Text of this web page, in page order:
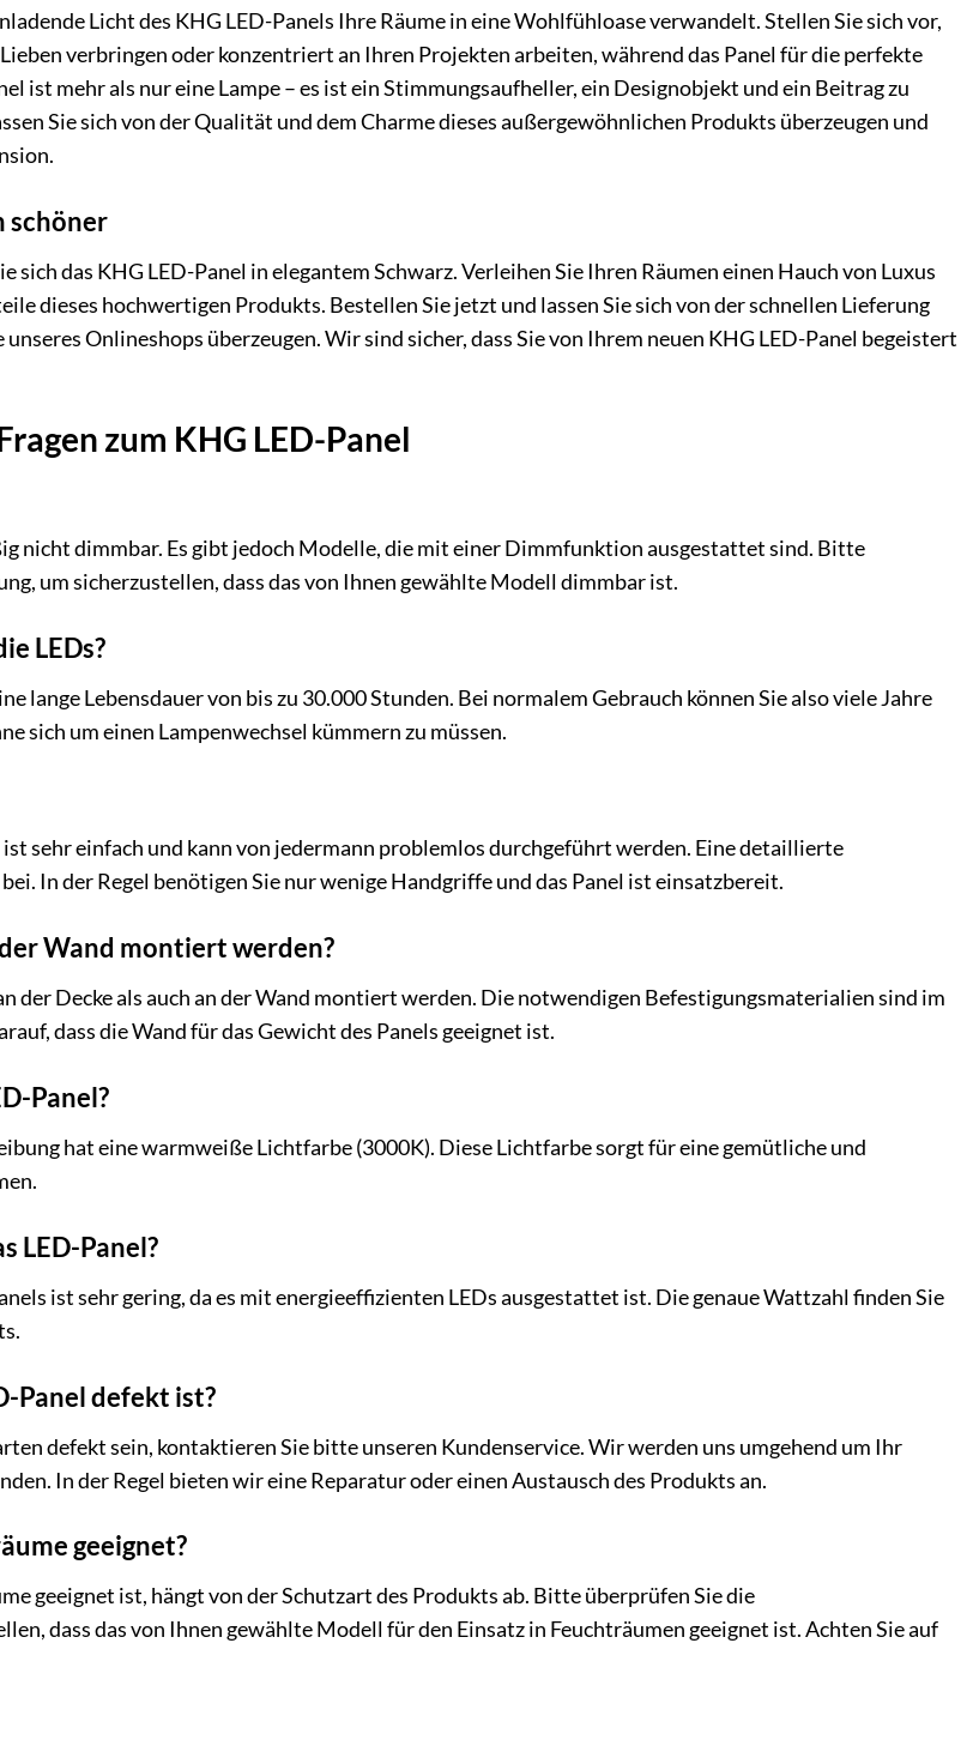
Licht des KHG LED-Panels Ihre Räume in eine Wohlfühloase verwandelt. Stellen Sie sich vor,
verbringen oder konzentriert an Ihren Projekten arbeiten, während das Panel für die perfekte
ist mehr als nur eine Lampe – es ist ein Stimmungsaufheller, ein Designobjekt und ein Beitrag zu
Sie sich von der Qualität und dem Charme dieses außergewöhnlichen Produkts überzeugen und
schöner
sich das KHG LED-Panel in elegantem Schwarz. Verleihen Sie Ihren Räumen einen Hauch von Luxus
dieses hochwertigen Produkts. Bestellen Sie jetzt und lassen Sie sich von der schnellen Lieferung
Onlineshops überzeugen. Wir sind sicher, dass Sie von Ihrem neuen KHG LED-Panel begeistert
zum KHG LED-Panel
nicht dimmbar. Es gibt jedoch Modelle, die mit einer Dimmfunktion ausgestattet sind. Bitte
um sicherzustellen, dass das von Ihnen gewählte Modell dimmbar ist.
LEDs?
lange Lebensdauer von bis zu 30.000 Stunden. Bei normalem Gebrauch können Sie also viele Jahre
sich um einen Lampenwechsel kümmern zu müssen.
ist sehr einfach und kann von jedermann problemlos durchgeführt werden. Eine detaillierte
In der Regel benötigen Sie nur wenige Handgriffe und das Panel ist einsatzbereit.
Wand montiert werden?
der Decke als auch an der Wand montiert werden. Die notwendigen Befestigungsmaterialien sind im
dass die Wand für das Gewicht des Panels geeignet ist.
Panel?
hat eine warmweiße Lichtfarbe (3000K). Diese Lichtfarbe sorgt für eine gemütliche und
LED-Panel?
ist sehr gering, da es mit energieeffizienten LEDs ausgestattet ist. Die genaue Wattzahl finden Sie
Panel defekt ist?
defekt sein, kontaktieren Sie bitte unseren Kundenservice. Wir werden uns umgehend um Ihr
In der Regel bieten wir eine Reparatur oder einen Austausch des Produkts an.
geeignet?
geeignet ist, hängt von der Schutzart des Produkts ab. Bitte überprüfen Sie die
dass das von Ihnen gewählte Modell für den Einsatz in Feuchträumen geeignet ist. Achten Sie auf